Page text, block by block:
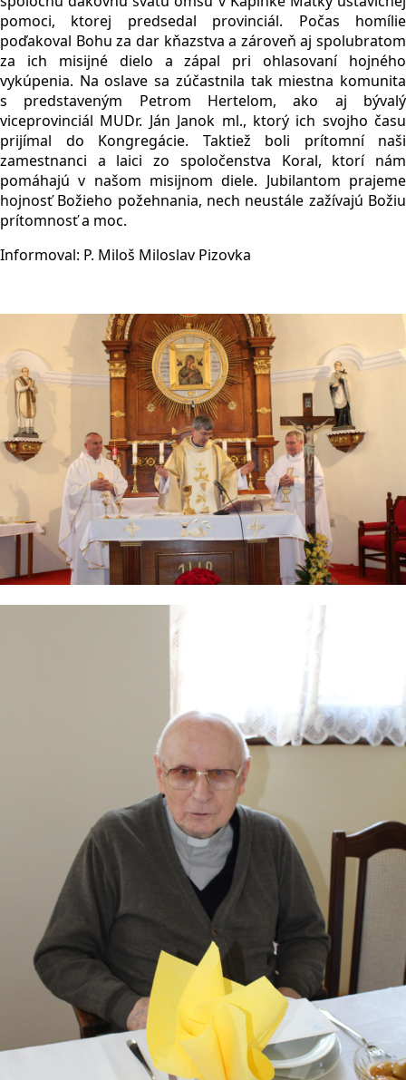
pomoci, ktorej predsedal provinciál. Počas homílie
poďakoval Bohu za dar kňazstva a zároveň aj spolubratom
za ich misijné dielo a zápal pri ohlasovaní hojného
vykúpenia. Na oslave sa zúčastnila tak miestna komunita
s predstaveným Petrom Hertelom, ako aj bývalý
viceprovinciál MUDr. Ján Janok ml., ktorý ich svojho času
prijímal do Kongregácie. Taktiež boli prítomní naši
zamestnanci a laici zo spoločenstva Koral, ktorí nám
pomáhajú v našom misijnom diele. Jubilantom prajeme
hojnosť Božieho požehnania, nech neustále zažívajú Božiu
prítomnosť a moc.
Informoval: P. Miloš Miloslav Pizovka